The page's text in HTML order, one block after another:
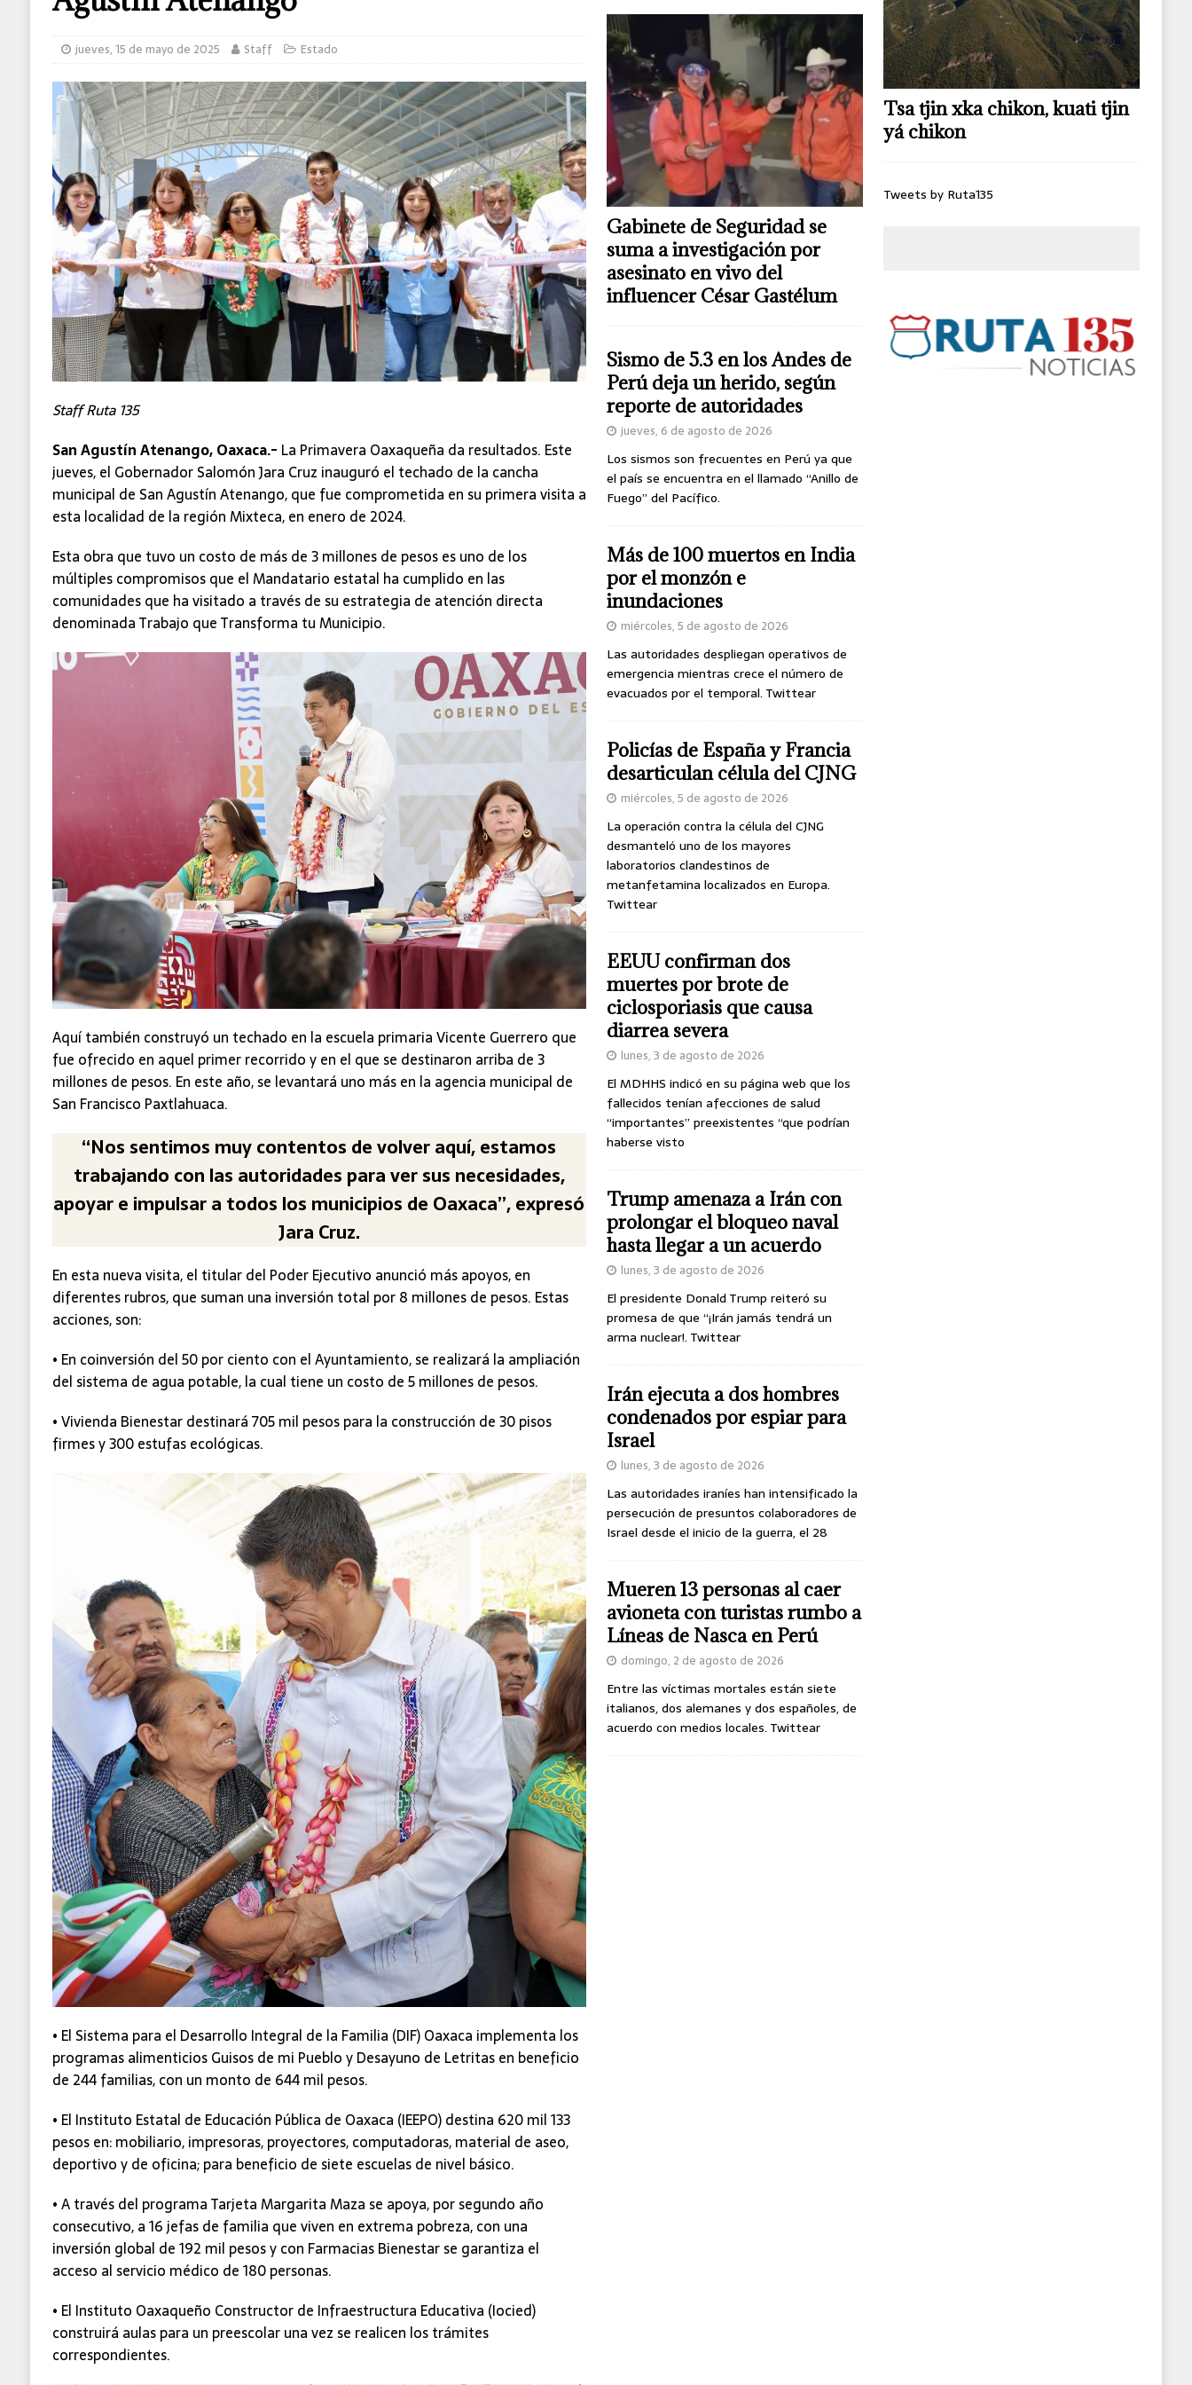
MUNDO
jueves, 15 de mayo de 2025 Staff Estado
Staff Ruta 135
San Agustín Atenango, Oaxaca.- La Primavera Oaxaqueña da resultados. Este
jueves, el Gobernador Salomón Jara Cruz inauguró el techado de la cancha
municipal de San Agustín Atenango, que fue comprometida en su primera visita a
esta localidad de la región Mixteca, en enero de 2024.
Esta obra que tuvo un costo de más de 3 millones de pesos es uno de los
múltiples compromisos que el Mandatario estatal ha cumplido en las
comunidades que ha visitado a través de su estrategia de atención directa
denominada Trabajo que Transforma tu Municipio.
Aquí también construyó un techado en la escuela primaria Vicente Guerrero que
fue ofrecido en aquel primer recorrido y en el que se destinaron arriba de 3
millones de pesos. En este año, se levantará uno más en la agencia municipal de
San Francisco Paxtlahuaca.
“Nos sentimos muy contentos de volver aquí, estamos
trabajando con las autoridades para ver sus necesidades,
apoyar e impulsar a todos los municipios de Oaxaca”, expresó
Jara Cruz.
En esta nueva visita, el titular del Poder Ejecutivo anunció más apoyos, en
diferentes rubros, que suman una inversión total por 8 millones de pesos. Estas
acciones, son:
• En coinversión del 50 por ciento con el Ayuntamiento, se realizará la ampliación
del sistema de agua potable, la cual tiene un costo de 5 millones de pesos.
• Vivienda Bienestar destinará 705 mil pesos para la construcción de 30 pisos
firmes y 300 estufas ecológicas.
• El Sistema para el Desarrollo Integral de la Familia (DIF) Oaxaca implementa los
programas alimenticios Guisos de mi Pueblo y Desayuno de Letritas en beneficio
de 244 familias, con un monto de 644 mil pesos.
• El Instituto Estatal de Educación Pública de Oaxaca (IEEPO) destina 620 mil 133
pesos en: mobiliario, impresoras, proyectores, computadoras, material de aseo,
deportivo y de oficina; para beneficio de siete escuelas de nivel básico.
• A través del programa Tarjeta Margarita Maza se apoya, por segundo año
consecutivo, a 16 jefas de familia que viven en extrema pobreza, con una
inversión global de 192 mil pesos y con Farmacias Bienestar se garantiza el
acceso al servicio médico de 180 personas.
• El Instituto Oaxaqueño Constructor de Infraestructura Educativa (Iocied)
construirá aulas para un preescolar una vez se realicen los trámites
correspondientes.
Gabinete de Seguridad se
suma a investigación por
asesinato en vivo del
influencer César Gastélum
Sismo de 5.3 en los Andes de
Perú deja un herido, según
reporte de autoridades
jueves, 6 de agosto de 2026
Los sismos son frecuentes en Perú ya que
el país se encuentra en el llamado “Anillo de
Fuego” del Pacífico.
Más de 100 muertos en India
por el monzón e
inundaciones
miércoles, 5 de agosto de 2026
Las autoridades despliegan operativos de
emergencia mientras crece el número de
evacuados por el temporal. Twittear
Policías de España y Francia
desarticulan célula del CJNG
miércoles, 5 de agosto de 2026
La operación contra la célula del CJNG
desmanteló uno de los mayores
laboratorios clandestinos de
metanfetamina localizados en Europa.
Twittear
EEUU confirman dos
muertes por brote de
ciclosporiasis que causa
diarrea severa
lunes, 3 de agosto de 2026
El MDHHS indicó en su página web que los
fallecidos tenían afecciones de salud
“importantes” preexistentes “que podrían
haberse visto
Trump amenaza a Irán con
prolongar el bloqueo naval
hasta llegar a un acuerdo
lunes, 3 de agosto de 2026
El presidente Donald Trump reiteró su
promesa de que “¡Irán jamás tendrá un
arma nuclear!. Twittear
Irán ejecuta a dos hombres
condenados por espiar para
Israel
lunes, 3 de agosto de 2026
Las autoridades iraníes han intensificado la
persecución de presuntos colaboradores de
Israel desde el inicio de la guerra, el 28
Mueren 13 personas al caer
avioneta con turistas rumbo a
Líneas de Nasca en Perú
domingo, 2 de agosto de 2026
Entre las víctimas mortales están siete
italianos, dos alemanes y dos españoles, de
acuerdo con medios locales. Twittear
Tsa tjin xka chikon, kuati tjin
yá chikon
Tweets by Ruta135